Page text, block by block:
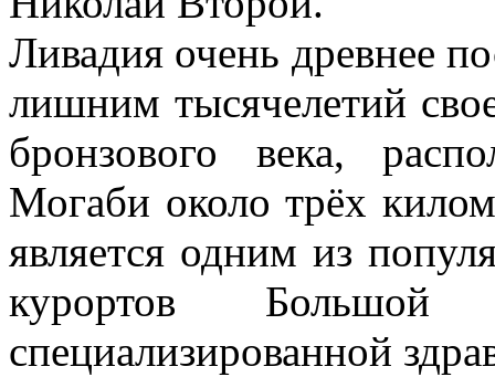
Ливадия очень древнее
лишним тысячелетий
бронзового века,
Могаби около трёх
является одним из
курортов
специализированной